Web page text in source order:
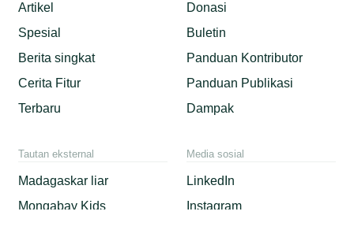
Artikel
Spesial
Berita singkat
Cerita Fitur
Terbaru
Donasi
Buletin
Panduan Kontributor
Panduan Publikasi
Dampak
Tautan eksternal
Madagaskar liar
Mongabay Kids
Media sosial
LinkedIn
Instagram